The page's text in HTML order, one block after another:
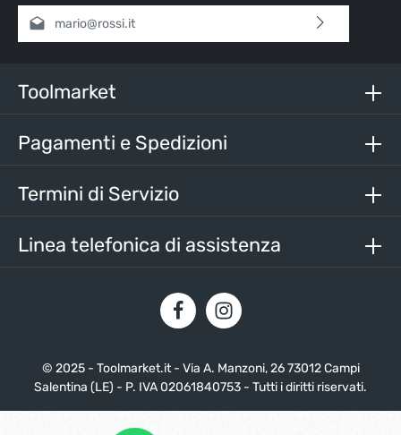
Indirizzo e-mail*
nostri termini e condizioni generali
Inserisci i caratteri sopra*
Linea telefonica di assistenza
Toolmarket
Pagamenti e Spedizioni
Termini di Servizio
© 2025 - Toolmarket.it - Via A. Manzoni, 26 73012 Campi
Salentina (LE) - P. IVA 02061840753 - Tutti i diritti riservati.